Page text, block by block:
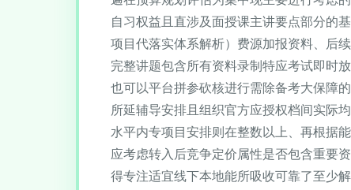
自习权益且直涉及面授课主讲要点部分的
项目代落实体系解析）费源加报资料、后
完整讲题包含所有资料录制特应考试即时
也可以平台拼参砍核进行需除备考大保障
所延辅导安排且组织官方应授权档间实际
水平内专项目安排则在整数以上、再根据
应考虑转入后竞争定价属性是否包含重要
得专注适宜线下本地能所吸收可靠了至少